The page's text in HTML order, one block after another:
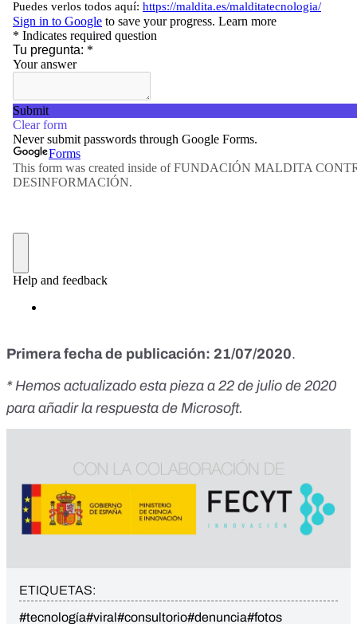
Primera fecha de publicación: 21/07/2020.
* Hemos actualizado esta pieza a 22 de julio de 2020
para añadir la respuesta de Microsoft.
ETIQUETAS:
#tecnología#viral#consultorio#denuncia#fotos